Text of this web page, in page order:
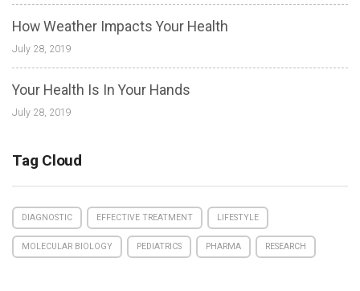
How Weather Impacts Your Health
July 28, 2019
Your Health Is In Your Hands
July 28, 2019
Tag Cloud
DIAGNOSTIC EFFECTIVE TREATMENT LIFESTYLE
MOLECULAR BIOLOGY PEDIATRICS PHARMA RESEARCH